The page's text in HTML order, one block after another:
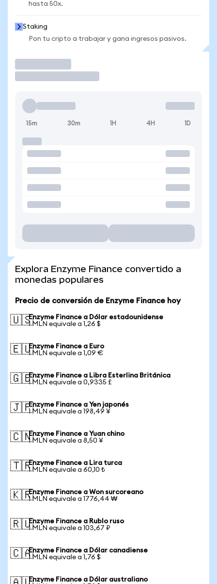
hasta 50x.
Staking
Pon tu cripto a trabajar y gana ingresos pasivos.
15m 30m 1H 4H 1D
Explora Enzyme Finance convertido a
monedas populares
Precio de conversión de Enzyme Finance hoy
🇺🇸Enzyme Finance a Dólar estadounidense
1 MLN equivale a 1,26 $
🇪🇺Enzyme Finance a Euro
1 MLN equivale a 1,09 €
🇬🇧Enzyme Finance a Libra Esterlina Británica
1 MLN equivale a 0,9335 £
🇯🇵Enzyme Finance a Yen japonés
1 MLN equivale a 198,49 ¥
🇨🇳Enzyme Finance a Yuan chino
1 MLN equivale a 8,50 ¥
🇹🇷Enzyme Finance a Lira turca
1 MLN equivale a 60,10 ₺
🇰🇷Enzyme Finance a Won surcoreano
1 MLN equivale a 1776,44 ₩
🇷🇺Enzyme Finance a Rublo ruso
1 MLN equivale a 103,67 ₽
🇨🇦Enzyme Finance a Dólar canadiense
1 MLN equivale a 1,76 $
Enzyme Finance a Dólar australiano